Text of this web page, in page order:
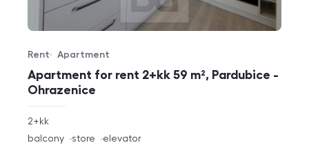
Apartment for rent 2+kk 59 m², Pardubice -
Ohrazenice
Offer type
Rent
Property type
Apartment
rozměry
disposition
2+kk
funkce
balcony store elevator